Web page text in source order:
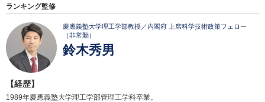
ランキング監修
慶應義塾大学理工学部教授／内閣府 上席科学技術政策フェロー
（非常勤）
鈴木秀男
【経歴】
1989年慶應義塾大学理工学部管理工学科卒業。